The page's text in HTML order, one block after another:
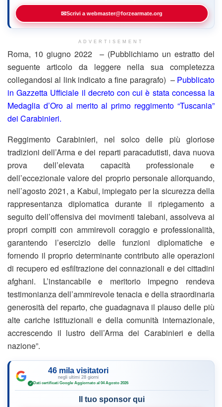
✉Scrivi a webmaster@forzearmate.org
ADVERTISEMENT
Roma, 10 giugno 2022 – (Pubblichiamo un estratto del
seguente articolo da leggere nella sua completezza
collegandosi al link indicato a fine paragrafo) – Pubblicato
in Gazzetta Ufficiale il decreto con cui è stata concessa la
Medaglia d’Oro al merito al primo reggimento “Tuscania”
dei Carabinieri.
Reggimento Carabinieri, nel solco delle più gloriose
tradizioni dell’Arma e dei reparti paracadutisti, dava nuova
prova dell’elevata capacità professionale e
dell’eccezionale valore del proprio personale allorquando,
nell’agosto 2021, a Kabul, impiegato per la sicurezza della
rappresentanza diplomatica durante il ripiegamento a
seguito dell’offensiva dei movimenti talebani, assolveva ai
propri compiti con ammirevoli coraggio e professionalità,
garantendo l’esercizio delle funzioni diplomatiche e
fornendo il proprio determinante contributo alle operazioni
di recupero ed esfiltrazione dei connazionali e dei cittadini
afghani. L’instancabile e meritorio impegno rendeva
testimonianza dell’ammirevole tenacia e della straordinaria
generosità del reparto, che guadagnava il plauso delle più
alte cariche istituzionali e della comunità internazionale,
accrescendo il lustro dell’Arma dei Carabinieri e della
nazione”.
46 mila visitatori
negli ultimi 28 giorni
✓ Dati certificati Google·Aggiornato al 04 Agosto 2026
Il tuo sponsor qui